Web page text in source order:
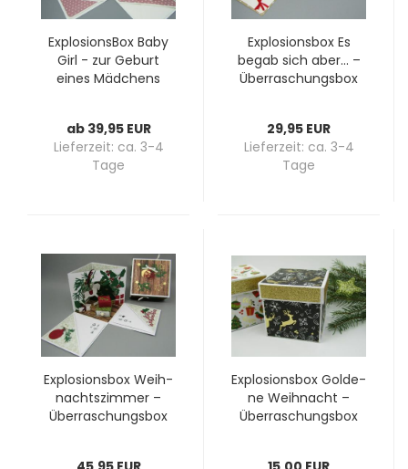
Ex­plo­si­ons­Box Baby
Girl - zur Ge­burt
eines Mäd­chens
ab 39,95 EUR
Lieferzeit: ca. 3-4
Tage
Ex­plo­si­ons­box Es
begab sich aber... –
Über­ra­schungs­box
29,95 EUR
Lieferzeit: ca. 3-4
Tage
Ex­plo­si­ons­box Weih­
nachts­zim­mer –
Über­ra­schungs­box
Ex­plo­si­ons­box Gol­de­
ne Weih­nacht –
Über­ra­schungs­box